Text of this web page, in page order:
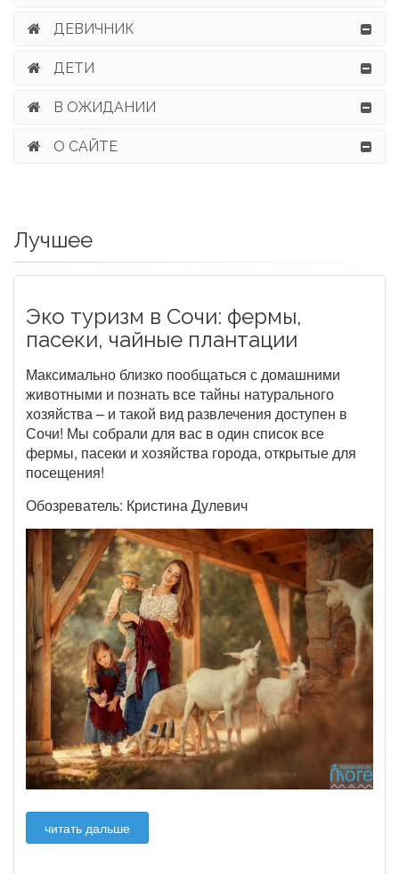
ДЕВИЧНИК
ДЕТИ
В ОЖИДАНИИ
О САЙТЕ
Лучшее
Эко туризм в Сочи: фермы,
пасеки, чайные плантации
Максимально близко пообщаться с домашними
животными и познать все тайны натурального
хозяйства – и такой вид развлечения доступен в
Сочи! Мы собрали для вас в один список все
фермы, пасеки и хозяйства города, открытые для
посещения!
Обозреватель: Кристина Дулевич
читать дальше